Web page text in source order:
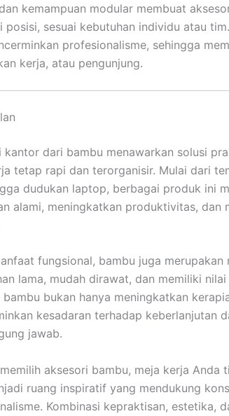
kemampuan modular membuat
posisi, sesuai kebutuhan individu atau
profesionalisme, sehingga
kerja, atau pengunjung.
kantor dari bambu menawarkan solusi
tetap rapi dan terorganisir. Mulai dari
dudukan laptop, berbagai produk ini
alami, meningkatkan produktivitas, dan
fungsional, bambu juga
lama, mudah dirawat, dan memiliki
bambu bukan hanya meningkatkan
kesadaran terhadap keberlanjutan
jawab.
aksesori bambu, meja kerja Anda
ruang inspiratif yang mendukung
Kombinasi kepraktisan, estetika,